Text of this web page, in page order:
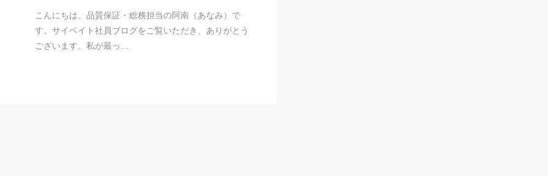
こんにちは。品質保証・総務担当の阿南（あなみ）で
す。サイベイト社員ブログをご覧いただき、ありがとう
ございます。私が最っ…